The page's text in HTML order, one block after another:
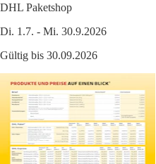
DHL Paketshop
Di. 1.7. - Mi. 30.9.2026
Gültig bis 30.09.2026